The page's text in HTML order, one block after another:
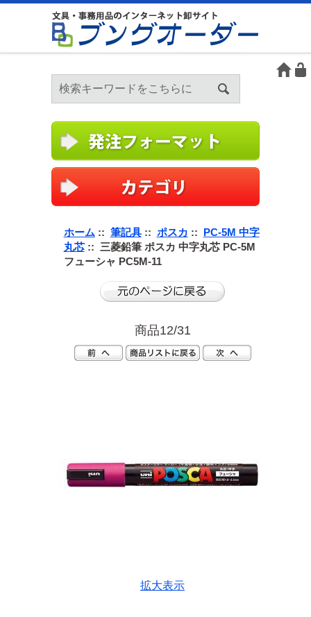
ホーム :: 筆記具:: ポスカ :: PC-5M 中字
丸芯:: 三菱鉛筆 ポスカ 中字丸芯 PC-5M
フューシャ PC5M-11
商品12/31
拡大表示